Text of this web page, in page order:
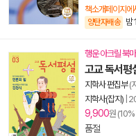
책소개페이지에
양탄자배송 밤
행운 아크릴 북
고교 독서
지학사 편집부(
지학사(잡지)
9,900원
품절